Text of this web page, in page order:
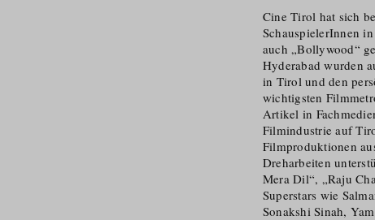
Cine Tirol hat sich
Schauspie­lerInnen
auch „Bollywood“
Hyderabad wurden
in Tirol und den
wichtigsten
Artikel in
Filmindustrie auf
Filmproduktionen
Dreharbeiten
Mera Dil“, „Raju
Superstars wie
Sonakshi Sinah,